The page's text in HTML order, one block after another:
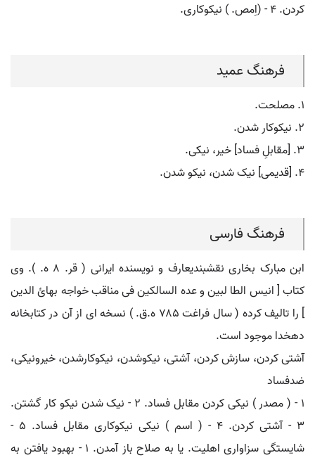
کردن. ۴ - (اِمص. ) نیکوکاری.
فرهنگ عمید
۱. مصلحت.
۲. نیکوکار شدن.
۳. [مقابلِ فساد] خیر، نیکی.
۴. [قدیمی] نیک شدن، نیکو شدن.
فرهنگ فارسی
ابن مبارک بخاری نقشبندیعارف و نویسنده ایرانی ( قر. ۸ ه. ). وی
کتاب [ انیس الطا لبین و عده السالکین فی مناقب خواجه بهائ الدین
] را تالیف کرده ( سال فراغت ۷۸۵ ه.ق. ) نسخه ای از آن در کتابخانه
دهخدا موجود است.
آشتی کردن، سازش کردن، آشتی، نیکوشدن، نیکوکارشدن، خیرونیکی،
ضدفساد
۱ - ( مصدر ) نیکی کردن مقابل فساد. ۲ - نیک شدن نیکو کار گشتن.
۳ - آشتی کردن. ۴ - ( اسم ) نیکی نیکوکاری مقابل فساد. ۵ -
شایستگی سزاواری اهلیت. یا به صلاح باز آمدن. ۱ - بهبود یافتن به